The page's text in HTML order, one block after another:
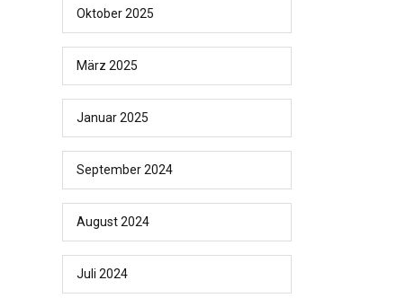
Oktober 2025
März 2025
Januar 2025
September 2024
August 2024
Juli 2024